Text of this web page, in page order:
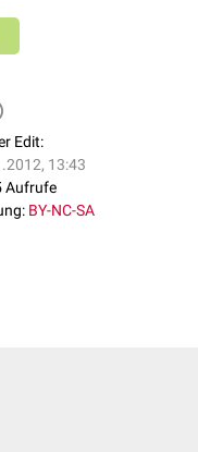
Edit:
13:43
Aufrufe
BY-NC-SA